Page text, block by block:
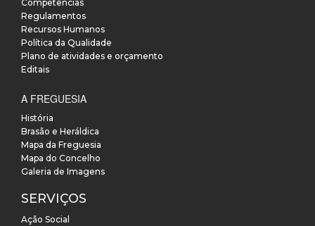
Competências
Regulamentos
Recursos Humanos
Política da Qualidade
Plano de atividades e orçamento
Editais
A FREGUESIA
História
Brasão e Heráldica
Mapa da Freguesia
Mapa do Concelho
Galeria de Imagens
SERVIÇOS
Ação Social